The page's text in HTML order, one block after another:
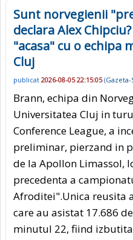
Sunt norvegienii
declara Alex
"acasa" cu o echipa
Cluj
publicat 2026-08-05 22:15:05(
Brann, echipa din
Universitatea Cluj in
Conference League, a
preliminar, pierzand in
de la Apollon Limassol,
precedenta a
Afroditei".Unica reusita
care au asistat 17.686
minutul 22, fiind